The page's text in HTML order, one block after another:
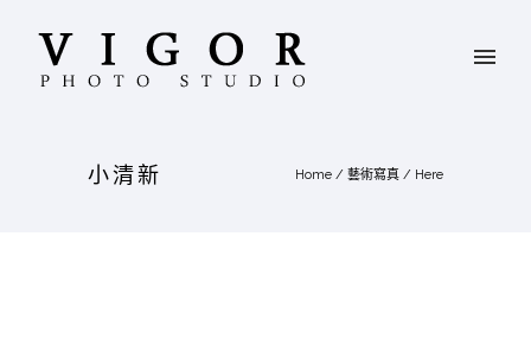
小清新 Home / 藝術寫真 / Here